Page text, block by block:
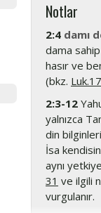
Notlar
2:4 damı
dama
hasır ve
(bkz.
2:3-12
yalnızca
din
İsa
aynı
31 ve ilgili
vurgulanır.